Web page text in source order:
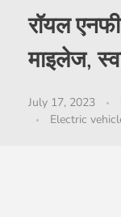
रॉयल
माइलेज,
July 17, 2023
Electric